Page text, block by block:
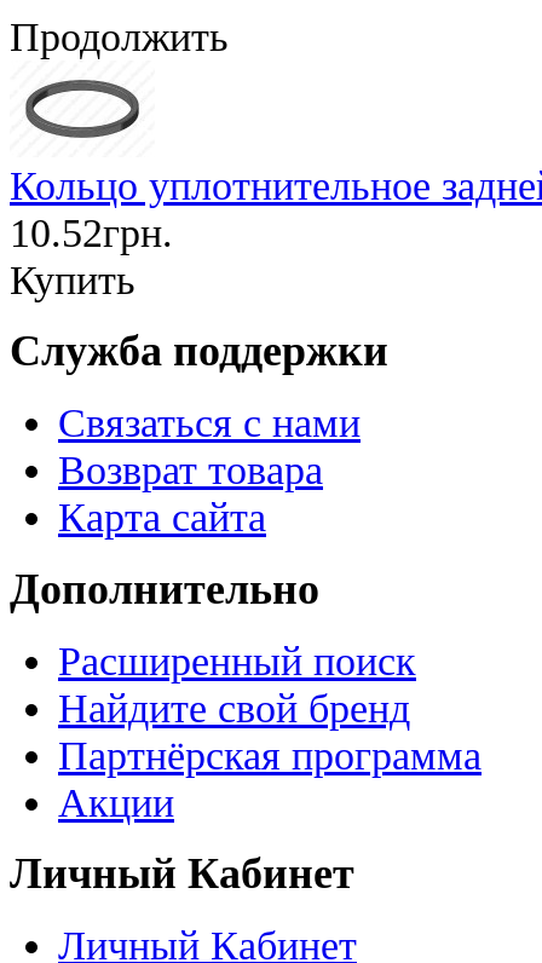
Продолжить
Кольцо уплотнительное
10.52грн.
Купить
Служба поддержки
Связаться с нами
Возврат товара
Карта сайта
Дополнительно
Расширенный поиск
Найдите свой бренд
Партнёрская программа
Акции
Личный Кабинет
Личный Кабинет